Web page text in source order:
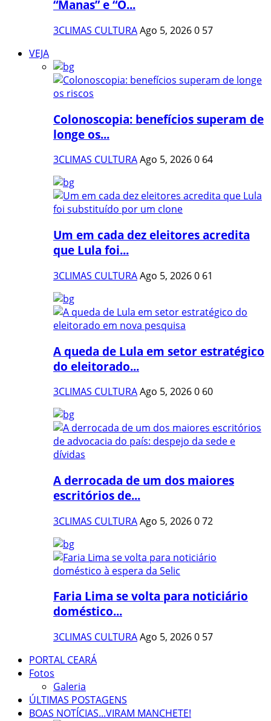
“Manas” e “O...
3CLIMAS CULTURAAgo 5, 20260 57
VEJA
Colonoscopia: benefícios superam de
longe os...
3CLIMAS CULTURAAgo 5, 20260 64
Um em cada dez eleitores acredita
que Lula foi...
3CLIMAS CULTURAAgo 5, 20260 61
A queda de Lula em setor estratégico
do eleitorado...
3CLIMAS CULTURAAgo 5, 20260 60
A derrocada de um dos maiores
escritórios de...
3CLIMAS CULTURAAgo 5, 2026072
Faria Lima se volta para noticiário
doméstico...
3CLIMAS CULTURAAgo 5, 20260 57
PORTAL CEARÁ
Fotos
Galeria
ÚLTIMAS POSTAGENS
BOAS NOTÍCIAS...VIRAM MANCHETE!